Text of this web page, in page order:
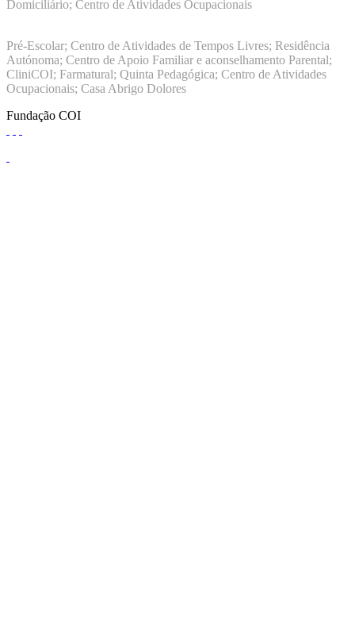
Domiciliário; Centro de Atividades Ocupacionais
Pré-Escolar; Centro de Atividades de Tempos Livres; Residência
Autónoma; Centro de Apoio Familiar e aconselhamento Parental;
CliniCOI; Farmatural; Quinta Pedagógica; Centro de Atividades
Ocupacionais; Casa Abrigo Dolores
Fundação COI